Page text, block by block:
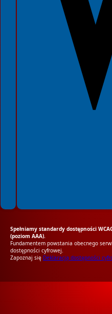
Spełniamy standardy dostępności
(poziom AAA).
Fundamentem powstania obecnego
dostępności cyfrowej.
Zapoznaj się Deklaracją dostępności